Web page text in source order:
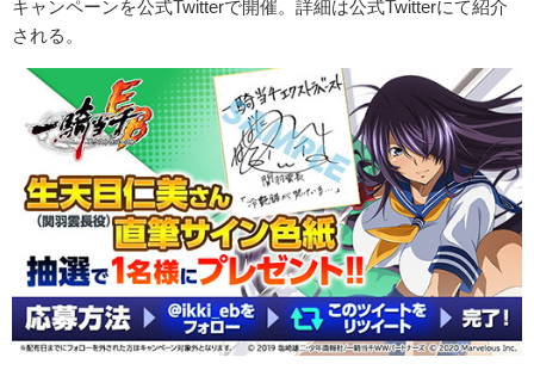
キャンペーンを公式Twitterで開催。詳細は公式Twitterにて紹介
される。